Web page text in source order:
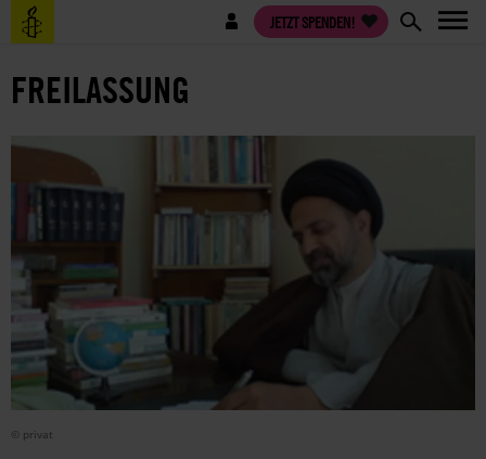
Direkt
zum
Benutzermenü JETZT SPENDEN!
FREILASSUNG
© privat